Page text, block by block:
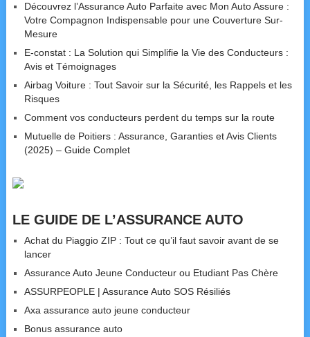
Découvrez l’Assurance Auto Parfaite avec Mon Auto Assure :
Votre Compagnon Indispensable pour une Couverture Sur-
Mesure
E-constat : La Solution qui Simplifie la Vie des Conducteurs :
Avis et Témoignages
Airbag Voiture : Tout Savoir sur la Sécurité, les Rappels et les
Risques
Comment vos conducteurs perdent du temps sur la route
Mutuelle de Poitiers : Assurance, Garanties et Avis Clients
(2025) – Guide Complet
LE GUIDE DE L’ASSURANCE AUTO
Achat du Piaggio ZIP : Tout ce qu’il faut savoir avant de se
lancer
Assurance Auto Jeune Conducteur ou Etudiant Pas Chère
ASSURPEOPLE | Assurance Auto SOS Résiliés
Axa assurance auto jeune conducteur
Bonus assurance auto